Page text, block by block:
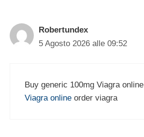
Robertundex
5 Agosto 2026 alle 09:52
Buy generic 100mg Viagra online
Viagra online order viagra